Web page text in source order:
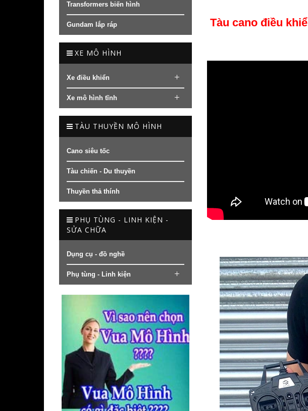
Transformers biến hình
Gundam lắp ráp
XE MÔ HÌNH
Xe điều khiển
Xe mô hình tĩnh
TÀU THUYỀN MÔ HÌNH
Cano siêu tốc
Tàu chiến - Du thuyền
Thuyền thả thính
PHỤ TÙNG - LINH KIỆN -
SỬA CHỮA
Dụng cụ - đồ nghề
Phụ tùng - Linh kiện
Tàu cano điều